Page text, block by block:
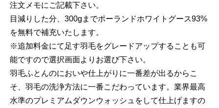
注文メモにご記載下さい。
目減りした分、300gまでポーランドホワイトグース93%
を無料で補充いたします。
※追加料金にて足す羽毛をグレードアップすることも可
能ですので選択画面よりお選び下さい。
羽毛ふとんのにおいや仕上がりに一番差が出るからこ
そ、羽毛の洗浄方法に一番こだわっています。業界最高
水準のプレミアムダウンウォッシュをして仕上げますの